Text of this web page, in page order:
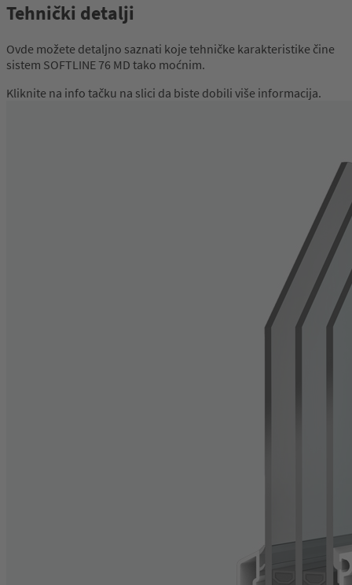
Tehnički detalji
Ovde možete detaljno saznati koje tehničke karakteristike čine
sistem SOFTLINE 76 MD tako moćnim.
Kliknite na info tačku na slici da biste dobili više informacija.